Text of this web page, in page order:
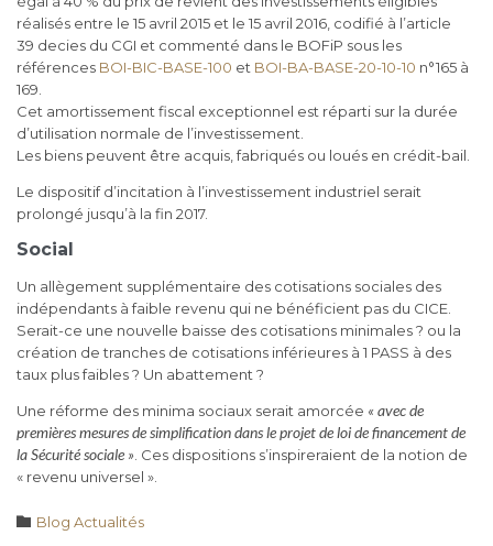
réalisés entre le 15 avril 2015 et le 15 avril 2016, codifié à l’article
39 decies du CGI et commenté dans le BOFiP sous les
références BOI-BIC-BASE-100 et BOI-BA-BASE-20-10-10 n°165 à
169.
Cet amortissement fiscal exceptionnel est réparti sur la durée
d’utilisation normale de l’investissement.
Les biens peuvent être acquis, fabriqués ou loués en crédit-bail.
Le dispositif d’incitation à l’investissement industriel serait
prolongé jusqu’à la fin 2017.
Social
Un allègement supplémentaire des cotisations sociales des
indépendants à faible revenu qui ne bénéficient pas du CICE.
Serait-ce une nouvelle baisse des cotisations minimales ? ou la
création de tranches de cotisations inférieures à 1 PASS à des
taux plus faibles ? Un abattement ?
Une réforme des minima sociaux serait amorcée « avec de
premières mesures de simplification dans le projet de loi de financement de
la Sécurité sociale » . Ces dispositions s’inspireraient de la notion de
« revenu universel ».
 Category
Blog Actualités